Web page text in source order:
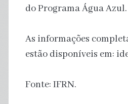
do Programa Água Azul.
As informações
estão disponíveis em:
Fonte: IFRN.